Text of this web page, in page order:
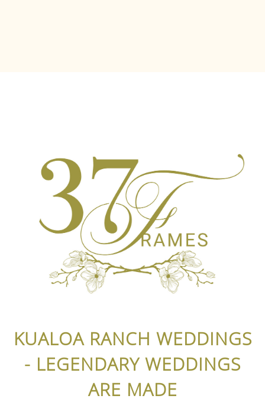
KUALOA RANCH WEDDINGS
- LEGENDARY WEDDINGS
ARE MADE